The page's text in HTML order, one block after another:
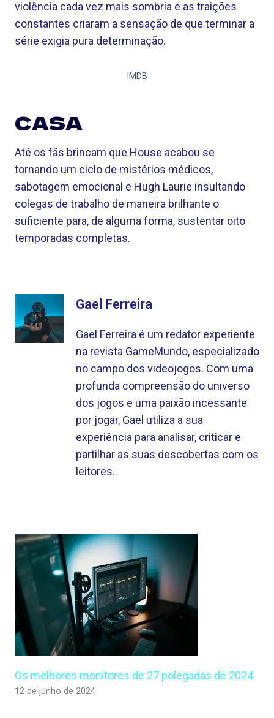
violência cada vez mais sombria e as traições
constantes criaram a sensação de que terminar a
série exigia pura determinação.
IMDB
CASA
Até os fãs brincam que House acabou se
tornando um ciclo de mistérios médicos,
sabotagem emocional e Hugh Laurie insultando
colegas de trabalho de maneira brilhante o
suficiente para, de alguma forma, sustentar oito
temporadas completas.
Gael Ferreira
Gael Ferreira é um redator experiente
na revista GameMundo, especializado
no campo dos videojogos. Com uma
profunda compreensão do universo
dos jogos e uma paixão incessante
por jogar, Gael utiliza a sua
experiência para analisar, criticar e
partilhar as suas descobertas com os
leitores.
Os melhores monitores de 27 polegadas de 2024
12 de junho de 2024